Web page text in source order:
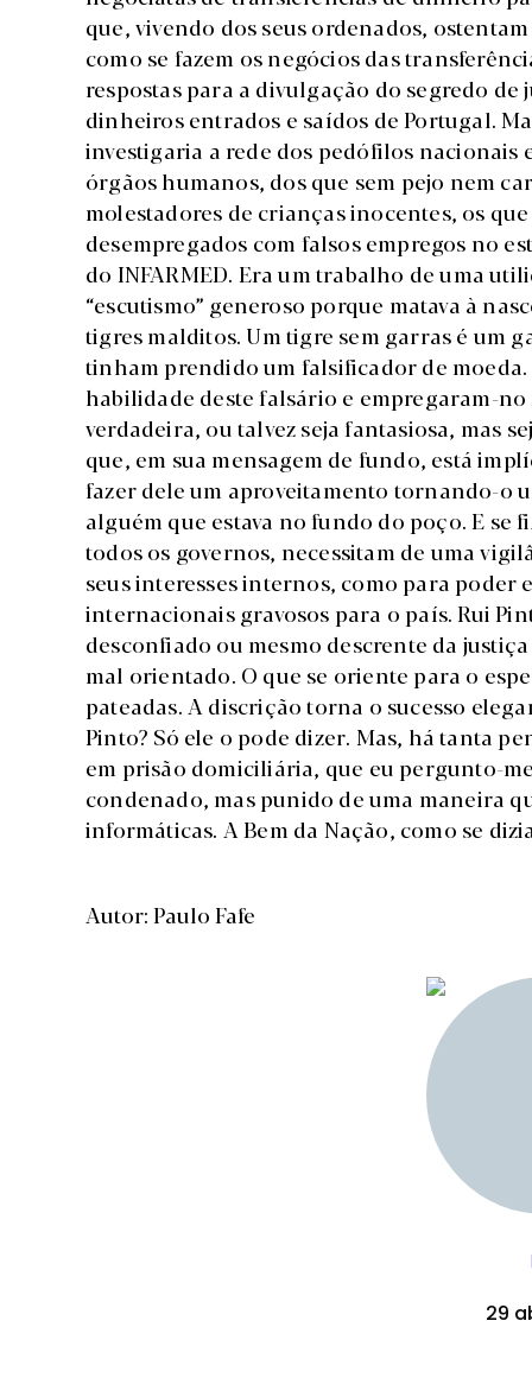
que, vivendo dos seus ordenados,
como se fazem os negócios das
respostas para a divulgação do segredo
dinheiros entrados e saídos de Portugal.
investigaria a rede dos pedófilos nacionais
órgãos humanos, dos que sem pejo nem
molestadores de crianças inocentes, os
desempregados com falsos empregos no
do INFARMED. Era um trabalho de uma
“escutismo” generoso porque matava à
tigres malditos. Um tigre sem garras é um
tinham prendido um falsificador de
habilidade deste falsário e empregaram-no
verdadeira, ou talvez seja fantasiosa, mas
que, em sua mensagem de fundo, está
fazer dele um aproveitamento tornando-o
alguém que estava no fundo do poço. E se
todos os governos, necessitam de uma
seus interesses internos, como para poder
internacionais gravosos para o país. Rui
desconfiado ou mesmo descrente da
mal orientado. O que se oriente para o
pateadas. A discrição torna o sucesso
Pinto? Só ele o pode dizer. Mas, há tanta
em prisão domiciliária, que eu pergunto-
condenado, mas punido de uma maneira
informáticas. A Bem da Nação, como se
Autor: Paulo Fafe
29